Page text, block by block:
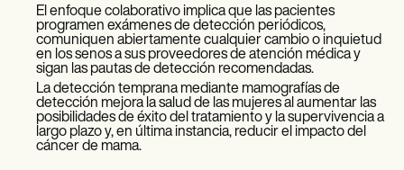
El enfoque colaborativo implica que las pacientes
programen exámenes de detección periódicos,
comuniquen abiertamente cualquier cambio o inquietud
en los senos a sus proveedores de atención médica y
sigan las pautas de detección recomendadas.
La detección temprana mediante mamografías de
detección mejora la salud de las mujeres al aumentar las
posibilidades de éxito del tratamiento y la supervivencia a
largo plazo y, en última instancia, reducir el impacto del
cáncer de mama.